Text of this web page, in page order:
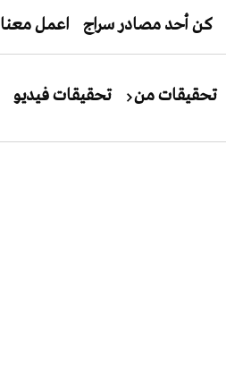
كن أحد مصادر سراج اعمل معنا
تحقيقات من تحقيقات فيديو